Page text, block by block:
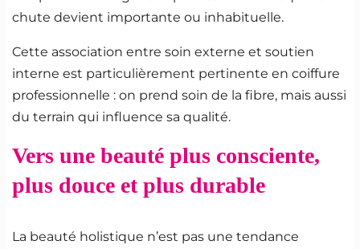
chute devient importante ou inhabituelle.
Cette association entre soin externe et soutien
interne est particulièrement pertinente en coiffure
professionnelle : on prend soin de la fibre, mais aussi
du terrain qui influence sa qualité.
Vers une beauté plus consciente,
plus douce et plus durable
La beauté holistique n’est pas une tendance